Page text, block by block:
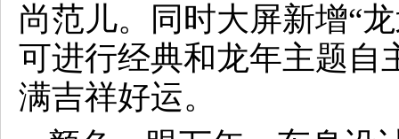
尚范儿。同时大屏新增“
可进行经典和龙年主题自
满吉祥好运。